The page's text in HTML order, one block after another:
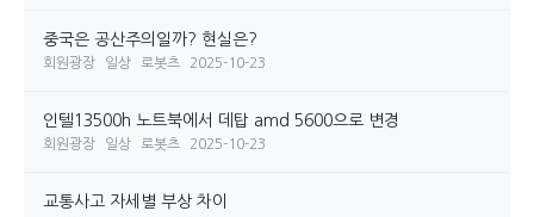
중국은 공산주의일까? 현실은?
회원광장 일상 로봇츠 2025-10-23
인텔13500h 노트북에서 데탑 amd 5600으로 변경
회원광장 일상 로봇츠 2025-10-23
교통사고 자세별 부상 차이